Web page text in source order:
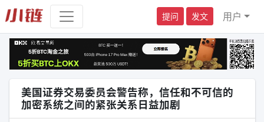
提问 发文 用户
美国证券交易委员会警告称，信任和不可信的
加密系统之间的紧张关系日益加剧